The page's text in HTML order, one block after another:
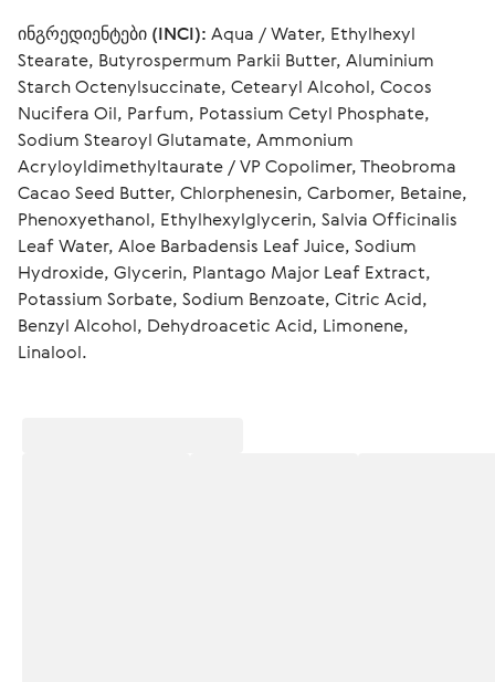
ინგრედიენტები (INCI): Aqua / Water, Ethylhexyl
Stearate, Butyrospermum Parkii Butter, Aluminium
Starch Octenylsuccinate, Cetearyl Alcohol, Cocos
Nucifera Oil, Parfum, Potassium Cetyl Phosphate,
Sodium Stearoyl Glutamate, Ammonium
Acryloyldimethyltaurate / VP Copolimer, Theobroma
Cacao Seed Butter, Chlorphenesin, Carbomer, Betaine,
Phenoxyethanol, Ethylhexylglycerin, Salvia Officinalis
Leaf Water, Aloe Barbadensis Leaf Juice, Sodium
Hydroxide, Glycerin, Plantago Major Leaf Extract,
Potassium Sorbate, Sodium Benzoate, Citric Acid,
Benzyl Alcohol, Dehydroacetic Acid, Limonene,
Linalool.